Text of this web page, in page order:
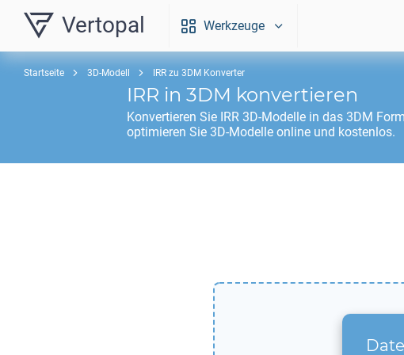
Vertopal Werkzeuge
Startseite 3D-Modell IRR zu 3DM Konverter
IRR in 3DM konvertieren
Konvertieren Sie IRR 3D-Modelle in das 3DM
optimieren Sie 3D-Modelle online und kostenlos.